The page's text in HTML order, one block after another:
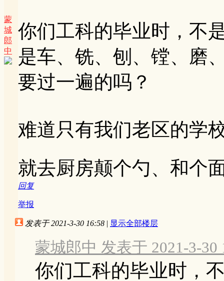
蒙
城
郎
中
你们工科的毕业时，不
是车、铣、刨、镗、磨
要过一遍的吗？
难道只有我们老区的学
就去厨房颠个勺、和个
回复
举报
发表于 2021-3-30 16:58 | 显示全部楼层
蒙城郎中 发表于 2021-3-30
你们工科的毕业时，